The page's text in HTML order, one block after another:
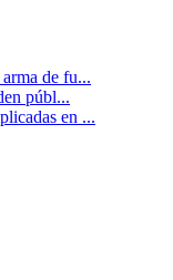
de fu...
públ...
en ...